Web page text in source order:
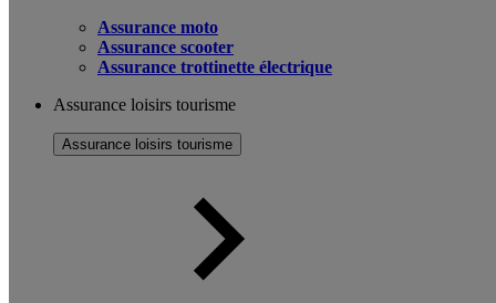
Assurance moto
Assurance scooter
Assurance trottinette électrique
Assurance loisirs tourisme
Assurance loisirs tourisme